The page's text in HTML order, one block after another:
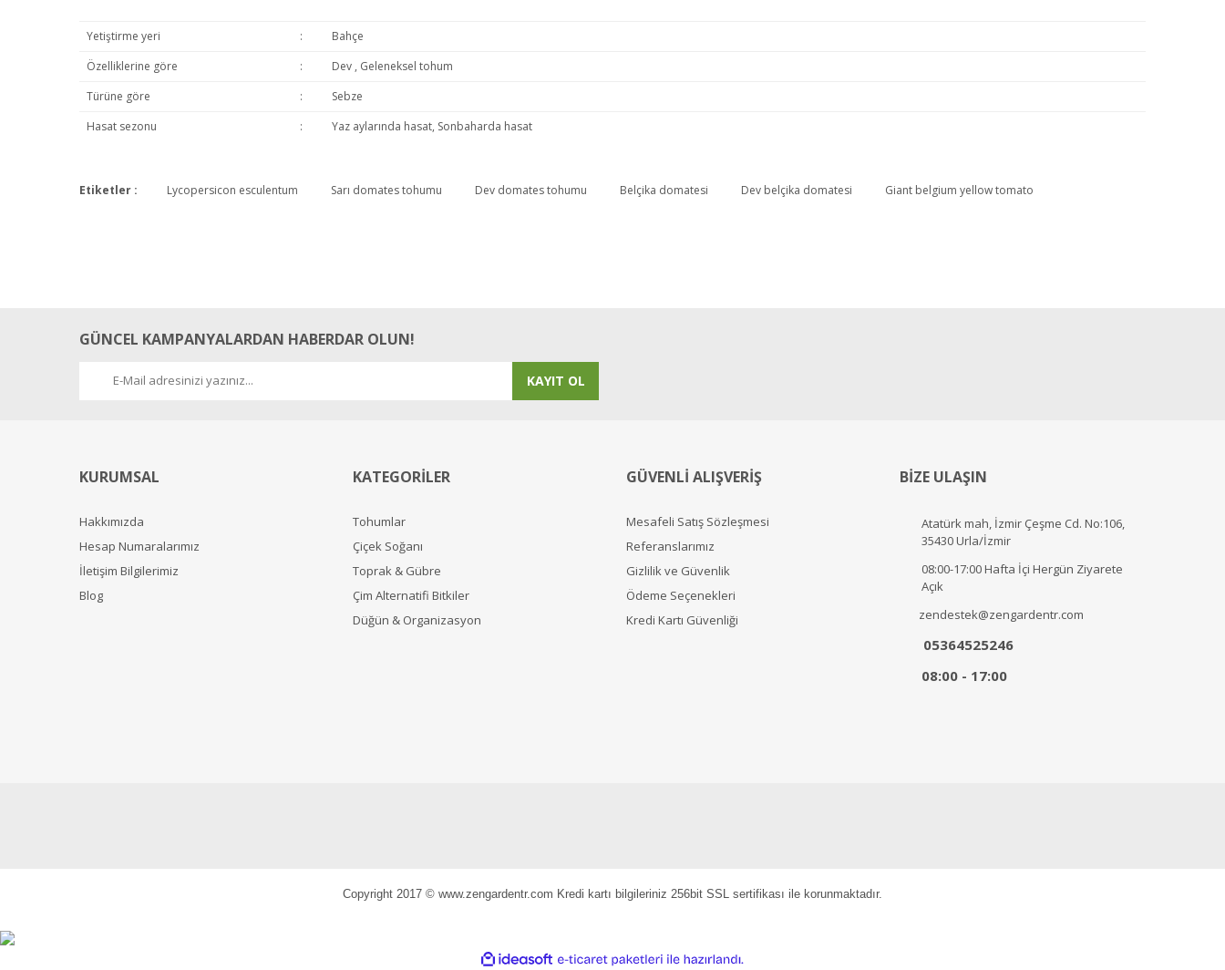
Yetiştirme yeri :
Bahçe
Özelliklerine göre
:
Dev , Geleneksel tohum
Türüne göre
:
Sebze
Hasat sezonu
: Yaz aylarında hasat, Sonbaharda hasat
Etiketler : Lycopersicon esculentum Sarı domates tohumu Dev domates tohumu Belçika domatesi Dev belçika domatesi Giant belgium yellow tomato
GÜNCEL KAMPANYALARDAN HABERDAR OLUN!
KAYIT OL
KURUMSAL
Hakkımızda
Hesap Numaralarımız
İletişim Bilgilerimiz
Blog
KATEGORİLER
Tohumlar
Çiçek Soğanı
Toprak & Gübre
Çim Alternatifi Bitkiler
Düğün & Organizasyon
GÜVENLİ ALIŞVERİŞ
Mesafeli Satış Sözleşmesi
Referanslarımız
Gizlilik ve Güvenlik
Ödeme Seçenekleri
Kredi Kartı Güvenliği
BİZE ULAŞIN
Atatürk mah, İzmir Çeşme Cd. No:106,
35430 Urla/İzmir
08:00-17:00 Hafta İçi Hergün Ziyarete
Açık
zendestek@zengardentr.com
05364525246
08:00 - 17:00
Copyright 2017 © www.zengardentr.com Kredi kartı bilgileriniz 256bit SSL sertifikası ile korunmaktadır.
ideasoft
e-